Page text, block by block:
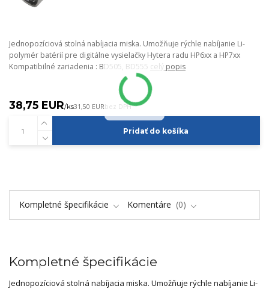
Jednopozíciová stolná nabíjacia miska. Umožňuje rýchle nabíjanie Li-
polymér batérií pre digitálne vysielačky Hytera radu HP6xx a HP7xx
Kompatibilné zariadenia : BD505, BD555 celý popis
38,75 EUR/ks31,50 EURbez DPH
Pridať do košíka
Kompletné špecifikácie Komentáre 0
Kompletné špecifikácie
Jednopozíciová stolná nabíjacia miska. Umožňuje rýchle nabíjanie Li-